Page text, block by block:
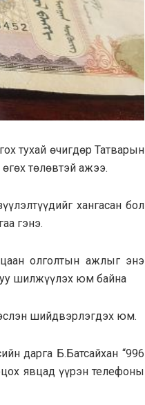
тухай өчигдөр Татварын
төлөвтэй ажээ.
хангасан бол
гэнэ.
олголтын ажлыг энэ
шилжүүлэх юм байна
шийдвэрлэгдэх юм.
дарга Б.Батсайхан “996
явцад үүрэн телефоны